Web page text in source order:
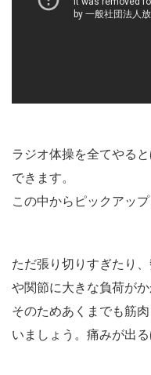
ラジオ体操を全てやる
できます。
この中からピックアッ
ただ張り切りすぎたり
や関節に大きな負荷がか
そのためあくまでも筋
いましょう。痛みが出